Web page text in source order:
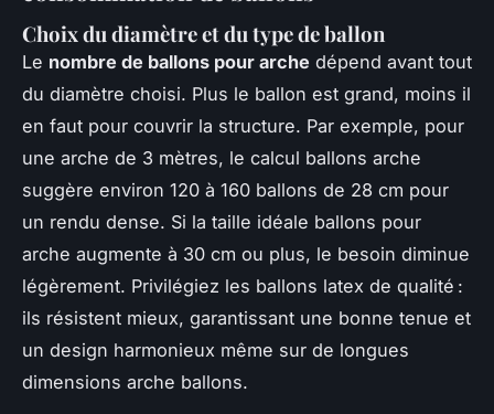
Choix du diamètre et du type de ballon
Le nombre de ballons pour arche dépend avant tout
du diamètre choisi. Plus le ballon est grand, moins il
en faut pour couvrir la structure. Par exemple, pour
une arche de 3 mètres, le calcul ballons arche
suggère environ 120 à 160 ballons de 28 cm pour
un rendu dense. Si la taille idéale ballons pour
arche augmente à 30 cm ou plus, le besoin diminue
légèrement. Privilégiez les ballons latex de qualité :
ils résistent mieux, garantissant une bonne tenue et
un design harmonieux même sur de longues
dimensions arche ballons.